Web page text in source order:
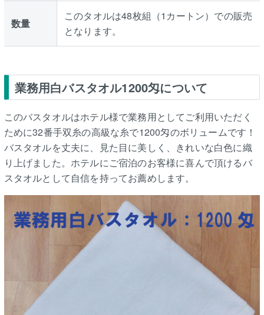
数量
このタオルは48枚組（1カートン）での販売
となります。
業務用白バスタオル1200匁について
このバスタオルはホテル様で業務用としてご利用いただく
ために32番手双糸の高級な糸で1200匁のボリュームです！
バスタオルを丈夫に、見た目に美しく、きれいな白色に織
り上げました。ホテルにご宿泊のお客様に喜んで頂けるバ
スタオルとして自信を持ってお薦めします。